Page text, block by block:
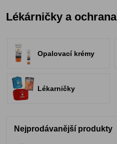
Lékárničky a ochrana
Opalovací krémy
Lékarničky
Nejprodávanější produkty